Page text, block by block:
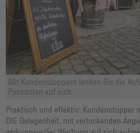
Mit Kundenstoppern lenken Sie die
Passanten auf sich
Praktisch und effektiv: Kundenstopper
DIE Gelegenheit, mit verlockenden